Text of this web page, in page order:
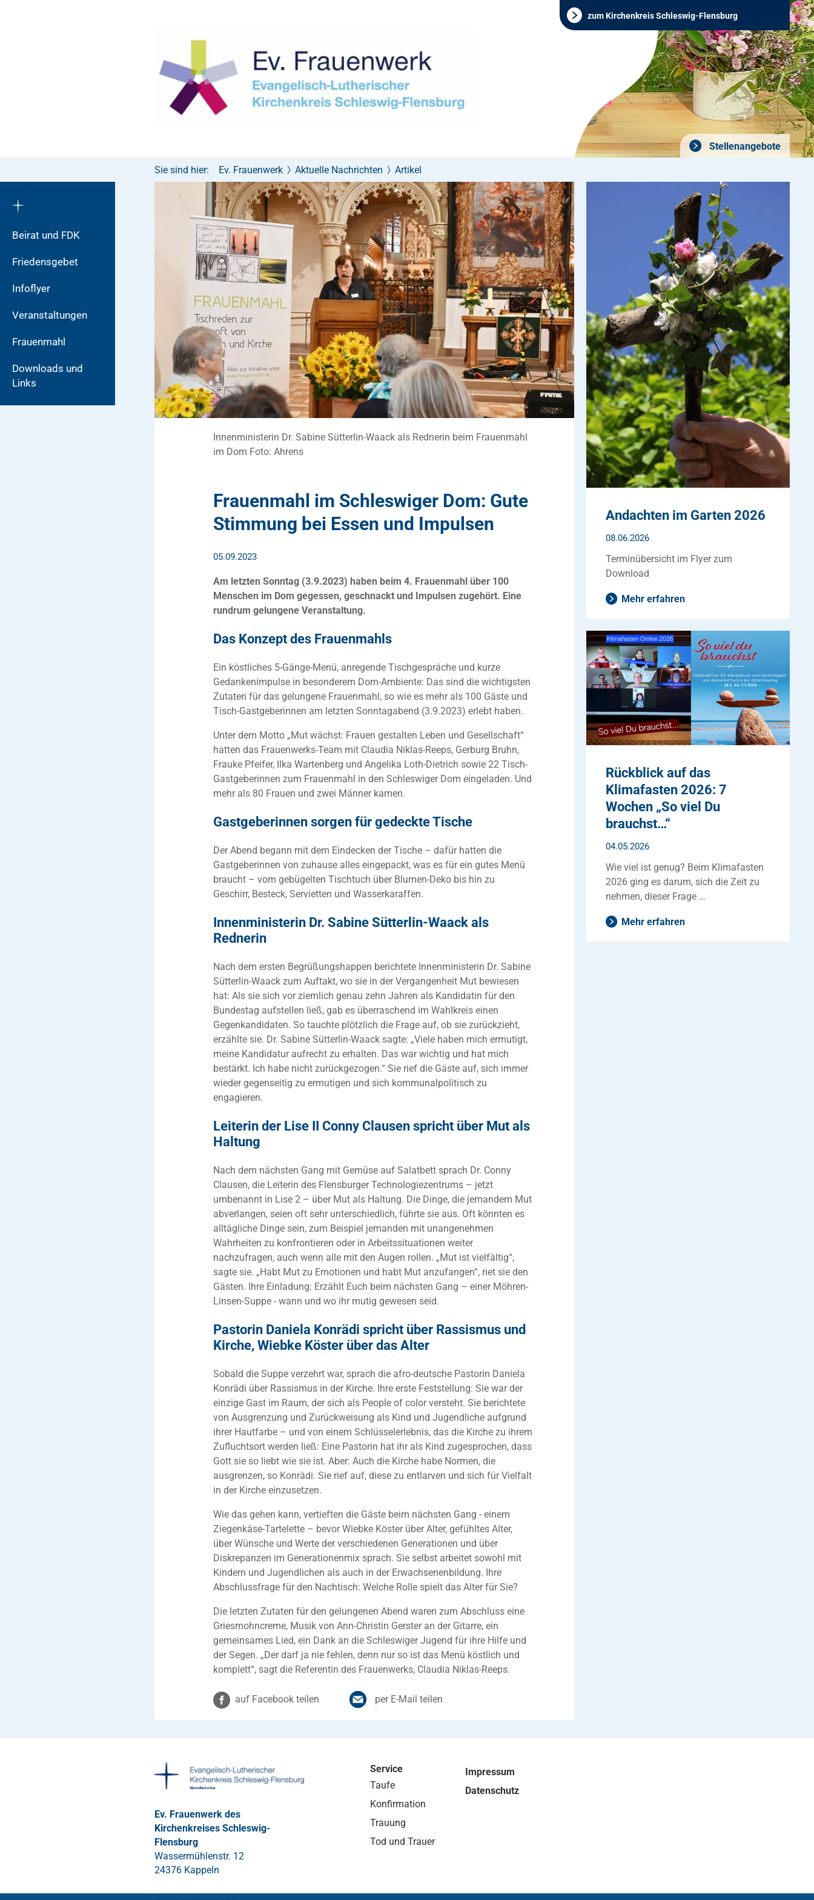
zum Kirchenkreis Schleswig-Flensburg
Stellenangebote
Beirat und FDK
Friedensgebet
Infoflyer
Veranstaltungen
Frauenmahl
Downloads und
Links
Sie sind hier: Ev. Frauenwerk Aktuelle Nachrichten Artikel
Innenministerin Dr. Sabine Sütterlin-Waack als Rednerin beim Frauenmahl
im Dom Foto: Ahrens
Frauenmahl im Schleswiger Dom: Gute
Stimmung bei Essen und Impulsen
05.09.2023
Am letzten Sonntag (3.9.2023) haben beim 4. Frauenmahl über 100
Menschen im Dom gegessen, geschnackt und Impulsen zugehört. Eine
rundrum gelungene Veranstaltung.
Das Konzept des Frauenmahls
Ein köstliches 5-Gänge-Menü, anregende Tischgespräche und kurze
Gedankenimpulse in besonderem Dom-Ambiente: Das sind die wichtigsten
Zutaten für das gelungene Frauenmahl, so wie es mehr als 100 Gäste und
Tisch-Gastgeberinnen am letzten Sonntagabend (3.9.2023) erlebt haben.
Unter dem Motto „Mut wächst: Frauen gestalten Leben und Gesellschaft“
hatten das Frauenwerks-Team mit Claudia Niklas-Reeps, Gerburg Bruhn,
Frauke Pfeifer, Ilka Wartenberg und Angelika Loth-Dietrich sowie 22 Tisch-
Gastgeberinnen zum Frauenmahl in den Schleswiger Dom eingeladen. Und
mehr als 80 Frauen und zwei Männer kamen.
Gastgeberinnen sorgen für gedeckte Tische
Der Abend begann mit dem Eindecken der Tische – dafür hatten die
Gastgeberinnen von zuhause alles eingepackt, was es für ein gutes Menü
braucht – vom gebügelten Tischtuch über Blumen-Deko bis hin zu
Geschirr, Besteck, Servietten und Wasserkaraffen.
Innenministerin Dr. Sabine Sütterlin-Waack als
Rednerin
Nach dem ersten Begrüßungshappen berichtete Innenministerin Dr. Sabine
Sütterlin-Waack zum Auftakt, wo sie in der Vergangenheit Mut bewiesen
hat: Als sie sich vor ziemlich genau zehn Jahren als Kandidatin für den
Bundestag aufstellen ließ, gab es überraschend im Wahlkreis einen
Gegenkandidaten. So tauchte plötzlich die Frage auf, ob sie zurückzieht,
erzählte sie. Dr. Sabine Sütterlin-Waack sagte: „Viele haben mich ermutigt,
meine Kandidatur aufrecht zu erhalten. Das war wichtig und hat mich
bestärkt. Ich habe nicht zurückgezogen.“ Sie rief die Gäste auf, sich immer
wieder gegenseitig zu ermutigen und sich kommunalpolitisch zu
engagieren.
Leiterin der Lise II Conny Clausen spricht über Mut als
Haltung
Nach dem nächsten Gang mit Gemüse auf Salatbett sprach Dr. Conny
Clausen, die Leiterin des Flensburger Technologiezentrums – jetzt
umbenannt in Lise 2 – über Mut als Haltung. Die Dinge, die jemandem Mut
abverlangen, seien oft sehr unterschiedlich, führte sie aus. Oft könnten es
alltägliche Dinge sein, zum Beispiel jemanden mit unangenehmen
Wahrheiten zu konfrontieren oder in Arbeitssituationen weiter
nachzufragen, auch wenn alle mit den Augen rollen. „Mut ist vielfältig“,
sagte sie. „Habt Mut zu Emotionen und habt Mut anzufangen“, riet sie den
Gästen. Ihre Einladung: Erzählt Euch beim nächsten Gang – einer Möhren-
Linsen-Suppe - wann und wo ihr mutig gewesen seid.
Pastorin Daniela Konrädi spricht über Rassismus und
Kirche, Wiebke Köster über das Alter
Sobald die Suppe verzehrt war, sprach die afro-deutsche Pastorin Daniela
Konrädi über Rassismus in der Kirche. Ihre erste Feststellung: Sie war der
einzige Gast im Raum, der sich als People of color versteht. Sie berichtete
von Ausgrenzung und Zurückweisung als Kind und Jugendliche aufgrund
ihrer Hautfarbe – und von einem Schlüsselerlebnis, das die Kirche zu ihrem
Zufluchtsort werden ließ: Eine Pastorin hat ihr als Kind zugesprochen, dass
Gott sie so liebt wie sie ist. Aber: Auch die Kirche habe Normen, die
ausgrenzen, so Konrädi. Sie rief auf, diese zu entlarven und sich für Vielfalt
in der Kirche einzusetzen.
Wie das gehen kann, vertieften die Gäste beim nächsten Gang - einem
Ziegenkäse-Tartelette – bevor Wiebke Köster über Alter, gefühltes Alter,
über Wünsche und Werte der verschiedenen Generationen und über
Diskrepanzen im Generationenmix sprach. Sie selbst arbeitet sowohl mit
Kindern und Jugendlichen als auch in der Erwachsenenbildung. Ihre
Abschlussfrage für den Nachtisch: Welche Rolle spielt das Alter für Sie?
Die letzten Zutaten für den gelungenen Abend waren zum Abschluss eine
Griesmohncreme, Musik von Ann-Christin Gerster an der Gitarre, ein
gemeinsames Lied, ein Dank an die Schleswiger Jugend für ihre Hilfe und
der Segen. „Der darf ja nie fehlen, denn nur so ist das Menü köstlich und
komplett“, sagt die Referentin des Frauenwerks, Claudia Niklas-Reeps.
auf Facebook teilen per E-Mail teilen
Andachten im Garten 2026
08.06.2026
Terminübersicht im Flyer zum
Download
Mehr erfahren
Rückblick auf das
Klimafasten 2026: 7
Wochen „So viel Du
brauchst…“
04.05.2026
Wie viel ist genug? Beim Klimafasten
2026 ging es darum, sich die Zeit zu
nehmen, dieser Frage …
Mehr erfahren
Ev. Frauenwerk des
Kirchenkreises Schleswig-
Flensburg
Wassermühlenstr. 12
24376 Kappeln
Service
Taufe
Konfirmation
Trauung
Tod und Trauer
Impressum
Datenschutz